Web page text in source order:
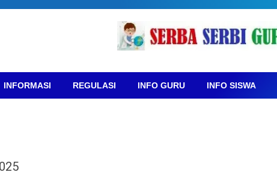
INFORMASI REGULASI INFO GURU INFO SISWA